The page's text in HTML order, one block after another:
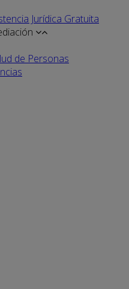
Jurídica Gratuita
de Personas